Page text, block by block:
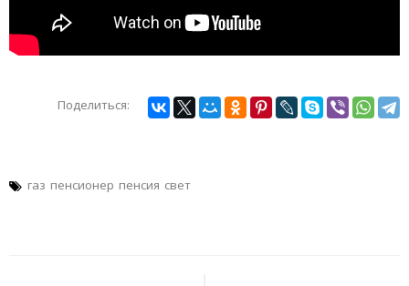
Поделиться:
газ пенсионер пенсия свет